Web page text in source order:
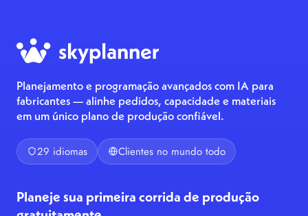
Planejamento e programação avançados com IA para
fabricantes — alinhe pedidos, capacidade e materiais
em um único plano de produção confiável.
29 idiomas Clientes no mundo todo
Planeje sua primeira corrida de produção